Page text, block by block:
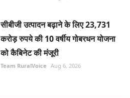
सीबीजी उत्पादन बढ़ाने के लिए 23,731
करोड़ रुपये की 10 वर्षीय गोबरधन योजना
को कैबिनेट की मंजूरी
Team RuralVoice Aug 6, 2026